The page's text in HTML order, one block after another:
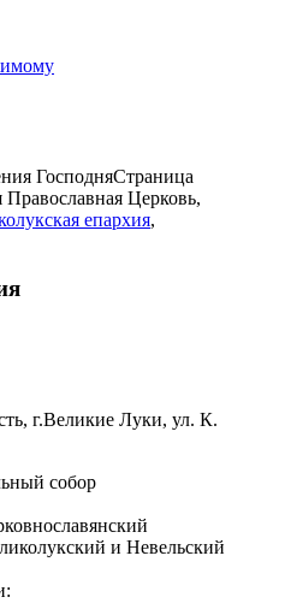
ГосподняСтраница
Православная Церковь,
епархия,
г.Великие Луки, ул. К.
собор
и Невельский